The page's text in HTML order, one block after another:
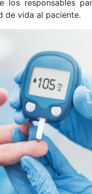
los responsables
de vida al paciente.